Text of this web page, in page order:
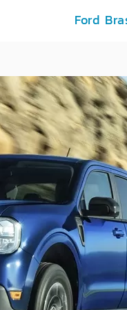
Ford